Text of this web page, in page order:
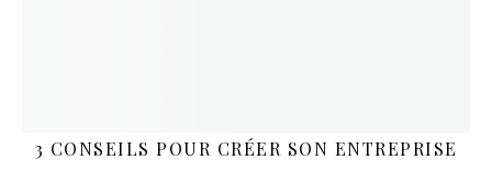
3 CONSEILS POUR CRÉER SON ENTREPRISE